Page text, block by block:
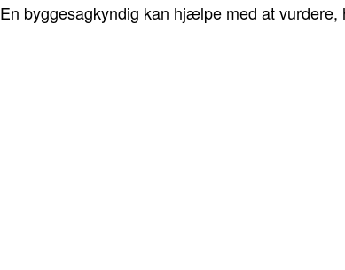
En byggesagkyndig kan hjælpe med at